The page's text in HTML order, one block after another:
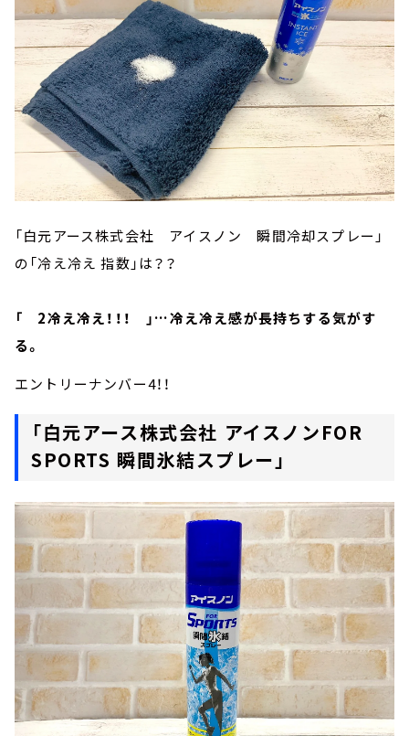
「白元アース株式会社 アイスノン 瞬間冷却スプレー」
の「冷え冷え 指数」は？？
「 2冷え冷え！！！ 」…冷え冷え感が長持ちする気がす
る。
エントリーナンバー4！！
「白元アース株式会社 アイスノンFOR
SPORTS 瞬間氷結スプレー」